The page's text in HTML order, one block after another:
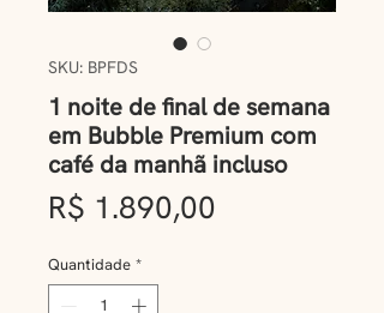
SKU: BPFDS
1 noite de final de semana
em Bubble Premium com
café da manhã incluso
R$ 1.890,00
Quantidade *